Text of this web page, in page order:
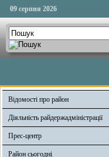
09 серпня 2026
Відомості про район
Діяльність райдержадміністрації
Прес-центр
Район сьогодні